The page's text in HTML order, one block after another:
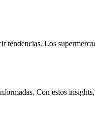
tendencias. Los
Con estos